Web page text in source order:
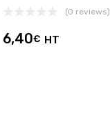
(0 reviews)
6,40€ HT